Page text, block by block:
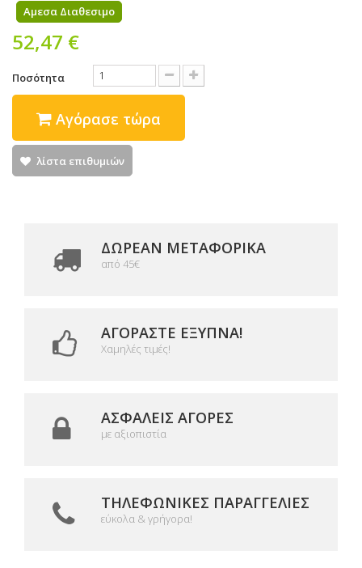
Αμεσα Διαθεσιμο
52,47 €
Ποσότητα
Αγόρασε τώρα
λίστα επιθυμιών
ΔΩΡΕΑΝ ΜΕΤΑΦΟΡΙΚΆ
από 45€
ΑΓΟΡΆΣΤΕ ΈΞΥΠΝΑ!
Χαμηλές τιμές!
ΑΣΦΑΛΕΊΣ ΑΓΟΡΈΣ
με αξιοπιστία
ΤΗΛΕΦΩΝΙΚΈΣ ΠΑΡΑΓΓΕΛΊΕΣ
εύκολα & γρήγορα!